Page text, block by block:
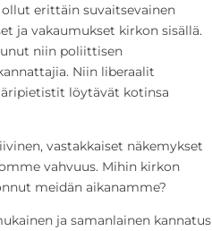
erittäin suvaitsevainen
ja vakaumukset kirkon sisällä.
niin poliittisen
Niin liberaalit
löytävät kotinsa
vastakkaiset näkemykset
vahvuus. Mihin kirkon
meidän aikanamme?
ja samanlainen kannatus